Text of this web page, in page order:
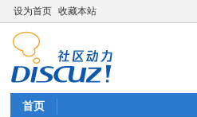
设为首页 收藏本站
首页